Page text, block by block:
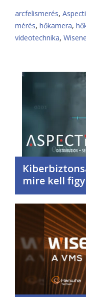
arcfelismerés,
mérés, hőkamera,
videotechnika,
mire kell